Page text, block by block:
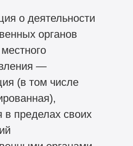
о деятельности
органов
—
(в том числе
в пределах своих